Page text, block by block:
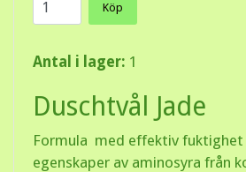
Köp
Antal i lager: 1
Duschtvål Jade
Formula med effektiv fuktighet
egenskaper av aminosyra från